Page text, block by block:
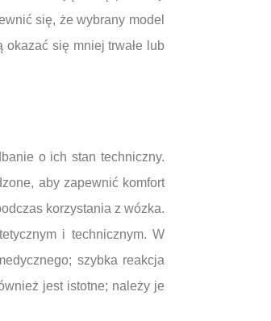
się, że wybrany model
się mniej trwałe lub
o ich stan techniczny.
aby zapewnić komfort
korzystania z wózka.
i technicznym. W
szybka reakcja
jest istotne; należy je